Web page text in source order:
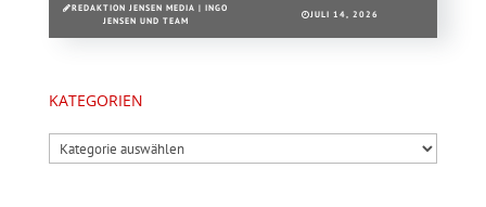
REDAKTION JENSEN MEDIA | INGO
JENSEN UND TEAM
JULI 14, 2026
KATEGORIEN
Kategorien